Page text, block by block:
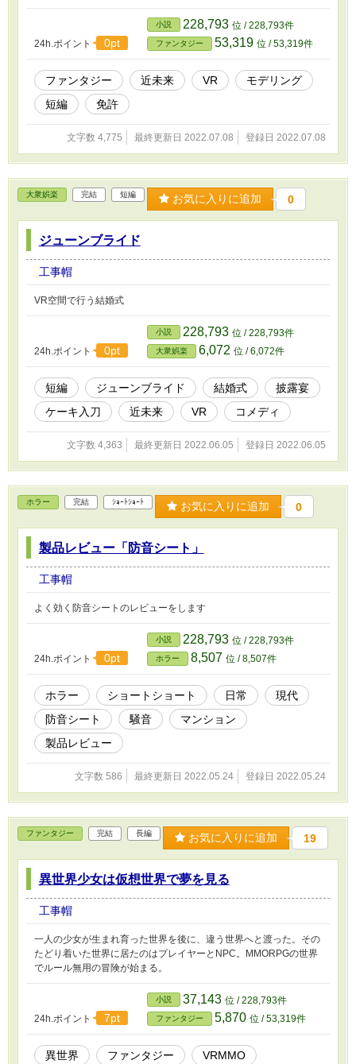
24h.ポイント 0pt
小説 228,793 位 / 228,793件
ファンタジー 53,319 位 / 53,319件
ファンタジー 近未来 VR
モデリング
短編
免許
文字数 4,775 最終更新日 2022.07.08 登録日 2022.07.08
大衆娯楽 完結 短編 お気に入りに追加 0
ジューンブライド
工事帽
VR空間で行う結婚式
24h.ポイント 0pt
小説 228,793 位 / 228,793件
大衆娯楽 6,072 位 / 6,072件
短編 ジューンブライド 結婚式
披露宴
ケーキ入刀
近未来 VR コメディ
文字数 4,363 最終更新日 2022.06.05 登録日 2022.06.05
ホラー 完結 ｼｮｰﾄｼｮｰﾄ お気に入りに追加 0
製品レビュー「防音シート」
工事帽
よく効く防音シートのレビューをします
24h.ポイント 0pt
小説 228,793 位 / 228,793件
ホラー 8,507 位 / 8,507件
ホラー ショートショート 日常
現代
防音シート
騒音
マンション
製品レビュー
文字数 586 最終更新日 2022.05.24 登録日 2022.05.24
ファンタジー 完結 長編 お気に入りに追加 19
異世界少女は仮想世界で夢を見る
工事帽
一人の少女が生まれ育った世界を後に、違う世界へと渡った。その
たどり着いた世界に居たのはプレイヤーとNPC。MMORPGの世界
でルール無用の冒険が始まる。
24h.ポイント 7pt
小説 37,143 位 / 228,793件
ファンタジー 5,870 位 / 53,319件
異世界 ファンタジー
VRMMO